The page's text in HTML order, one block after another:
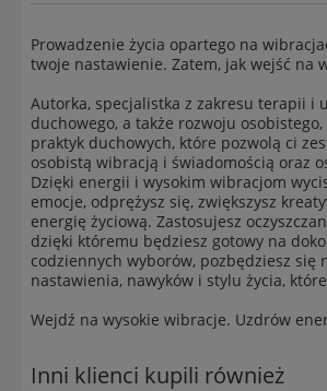
Prowadzenie życia opartego na
twoje nastawienie. Zatem, jak wejść na
Autorka, specjalistka z zakresu terapii i
duchowego, a także rozwoju osobistego,
praktyk duchowych, które pozwolą ci
osobistą wibracją i świadomością oraz
Dzięki energii i wysokim wibracjom
emocje, odprężysz się, zwiększysz
energię życiową. Zastosujesz
dzięki któremu będziesz gotowy na
codziennych wyborów, pozbędziesz się
nastawienia, nawyków i stylu życia,
Wejdź na wysokie wibracje. Uzdrów
Inni klienci kupili również